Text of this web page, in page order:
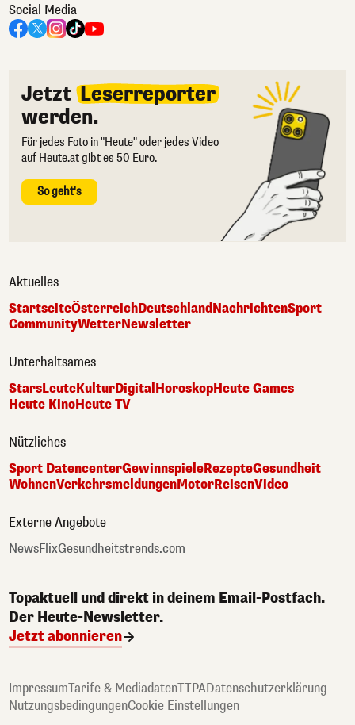
Social Media
Jetzt Leserreporter
werden.
Für jedes Foto in "Heute" oder jedes Video
auf Heute.at gibt es 50 Euro.
So geht's
Aktuelles
StartseiteÖsterreichDeutschlandNachrichtenSport
CommunityWetterNewsletter
Unterhaltsames
StarsLeuteKulturDigitalHoroskopHeute Games
Heute KinoHeute TV
Nützliches
Sport DatencenterGewinnspieleRezepteGesundheit
WohnenVerkehrsmeldungenMotorReisenVideo
Externe Angebote
NewsFlixGesundheitstrends.com
Topaktuell und direkt in deinem Email-Postfach.
Der Heute-Newsletter.
Jetzt abonnieren
ImpressumTarife & MediadatenTTPADatenschutzerklärung
NutzungsbedingungenCookie Einstellungen